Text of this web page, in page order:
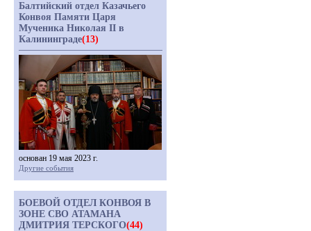
Балтийский отдел Казачьего
Конвоя Памяти Царя
Мученика Николая II в
Калининграде(13)
основан 19 мая 2023 г.
Другие события
БОЕВОЙ ОТДЕЛ КОНВОЯ В
ЗОНЕ СВО АТАМАНА
ДМИТРИЯ ТЕРСКОГО(44)